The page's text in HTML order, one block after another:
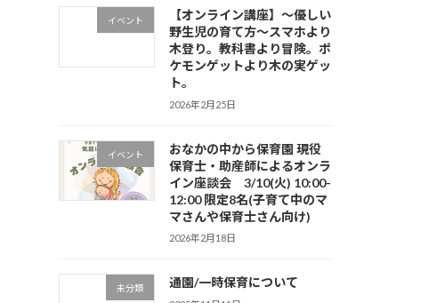
イベント
【オンライン講座】〜優しい
野生児の育て方〜スマホより
木登り。教科書より冒険。ポ
ケモンゲットより木の実ゲッ
ト。
2026年2月25日
イベント
おなかの中から保育園 現役
保育士・助産師によるオンラ
イン座談会 3/10(火) 10:00-
12:00 限定8名(子育て中のマ
マさんや保育士さん向け)
2026年2月18日
未分類 通園/一時保育について